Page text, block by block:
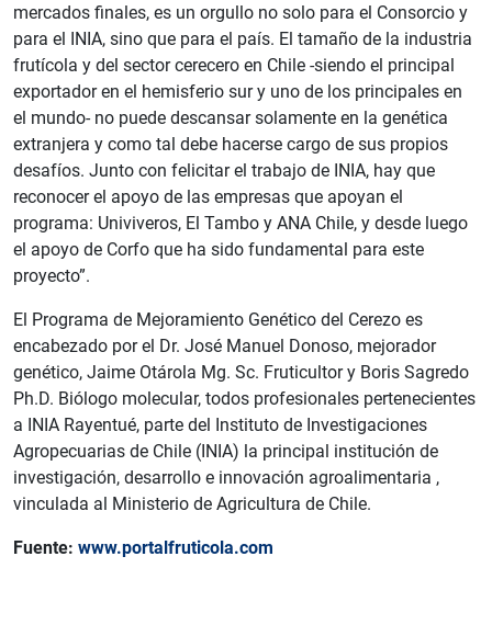
mercados finales, es un orgullo no solo para el Consorcio y
para el INIA, sino que para el país. El tamaño de la industria
frutícola y del sector cerecero en Chile -siendo el principal
exportador en el hemisferio sur y uno de los principales en
el mundo- no puede descansar solamente en la genética
extranjera y como tal debe hacerse cargo de sus propios
desafíos. Junto con felicitar el trabajo de INIA, hay que
reconocer el apoyo de las empresas que apoyan el
programa: Univiveros, El Tambo y ANA Chile, y desde luego
el apoyo de Corfo que ha sido fundamental para este
proyecto”.
El Programa de Mejoramiento Genético del Cerezo es
encabezado por el Dr. José Manuel Donoso, mejorador
genético, Jaime Otárola Mg. Sc. Fruticultor y Boris Sagredo
Ph.D. Biólogo molecular, todos profesionales pertenecientes
a INIA Rayentué, parte del Instituto de Investigaciones
Agropecuarias de Chile (INIA) la principal institución de
investigación, desarrollo e innovación agroalimentaria ,
vinculada al Ministerio de Agricultura de Chile.
Fuente: www.portalfruticola.com